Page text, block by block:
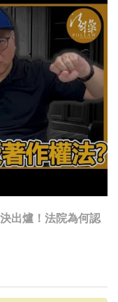
出爐！法院為何認